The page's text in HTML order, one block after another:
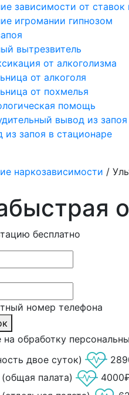
зависимости от ставок
игромании гипнозом
вытрезвитель
от алкоголизма
от алкоголя
от похмелья
помощь
вывод из запоя
из запоя в стационаре
наркозависимости /
бесплатно
номер телефона
обработку
двое суток)
палата)